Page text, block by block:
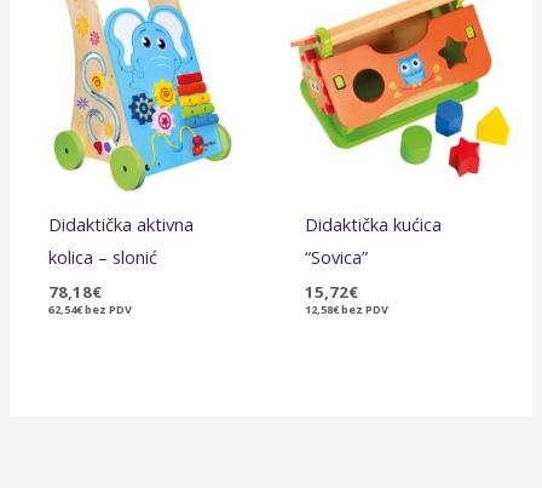
Didaktička aktivna
kolica – slonić
78,18€
62,54€bez PDV
Didaktička kućica
“Sovica”
15,72€
12,58€bez PDV